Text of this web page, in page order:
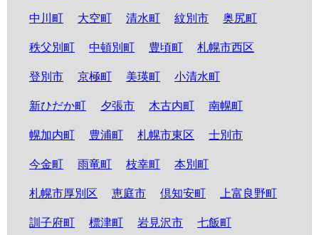
中川町 大空町 清水町 紋別市 奥尻町
秩父別町 中頓別町 豊頃町 札幌市西区
登別市 京極町 美瑛町 小清水町
新ひだか町 夕張市 木古内町 南幌町
幌加内町 豊浦町 札幌市東区 士別市
今金町 雨竜町 枝幸町 本別町
札幌市厚別区 恵庭市 倶知安町 上富良野町
訓子府町 標津町 岩見沢市 七飯町